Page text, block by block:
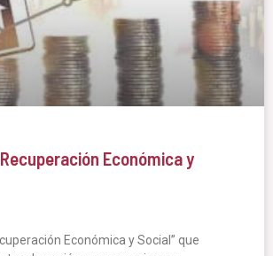
Económica y
Económica y Social” que